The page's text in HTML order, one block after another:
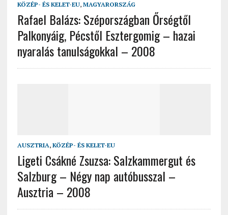
KÖZÉP- ÉS KELET-EU, MAGYARORSZÁG
Rafael Balázs: Szépországban Őrségtől
Palkonyáig, Pécstől Esztergomig – hazai
nyaralás tanulságokkal – 2008
AUSZTRIA, KÖZÉP- ÉS KELET-EU
Ligeti Csákné Zsuzsa: Salzkammergut és
Salzburg – Négy nap autóbusszal –
Ausztria – 2008